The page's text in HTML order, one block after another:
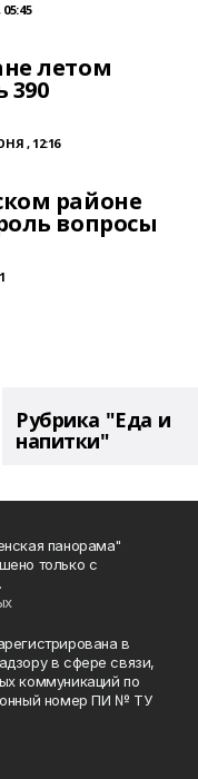
летом
390
, 12:16
районе
вопросы
Рубрика "Еда и
напитки"
панорама"
только с
в
в сфере связи,
коммуникаций по
номер ПИ № ТУ